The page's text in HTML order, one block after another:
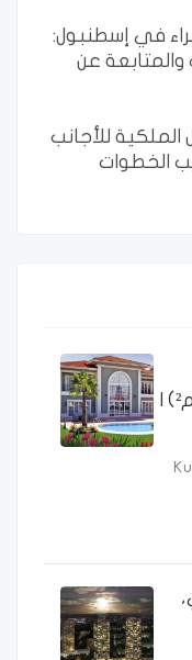
في إسطنبول:
والمتابعة عن
الملكية للأجانب
الخطوات
Büyükçekmece، إسطنبول (542 م²) |